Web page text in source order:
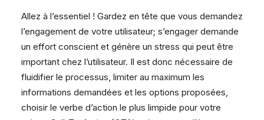
Allez à l’essentiel ! Gardez en tête que vous demandez
l’engagement de votre utilisateur; s’engager demande
un effort conscient et génère un stress qui peut être
important chez l’utilisateur. Il est donc nécessaire de
fluidifier le processus, limiter au maximum les
informations demandées et les options proposées,
choisir le verbe d’action le plus limpide pour votre